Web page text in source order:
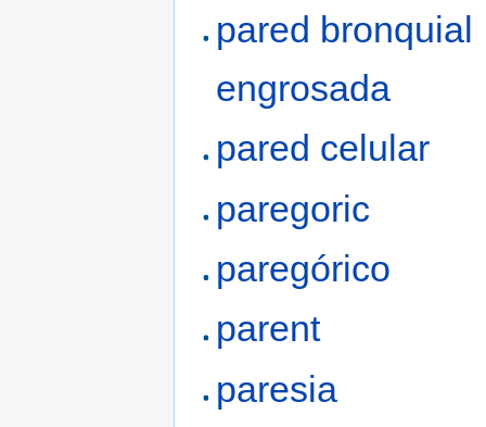
pared bronquial
engrosada
pared celular
paregoric
paregórico
parent
paresia